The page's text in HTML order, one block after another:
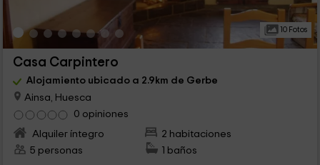
10 Fotos
Casa Carpintero
Alojamiento ubicado a 2.9km de Gerbe
Ainsa, Huesca
0 opiniones
Alquiler íntegro
2 habitaciones
5 personas
1 baños